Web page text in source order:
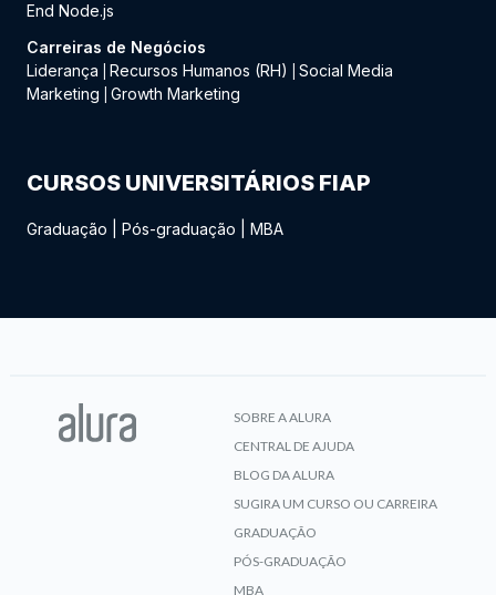
End Node.js
Carreiras de Negócios
Liderança
Recursos Humanos (RH)
Social Media
Marketing
Growth Marketing
CURSOS UNIVERSITÁRIOS FIAP
Graduação Pós-graduação MBA
SOBRE A ALURA
CENTRAL DE AJUDA
BLOG DA ALURA
SUGIRA UM CURSO OU CARREIRA
GRADUAÇÃO
PÓS-GRADUAÇÃO
MBA